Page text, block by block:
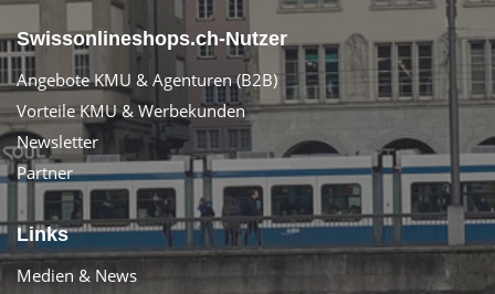
Swissonlineshops.ch-Nutzer
Angebote KMU & Agenturen (B2B)
Vorteile KMU & Werbekunden
Newsletter
Partner
Links
Medien & News